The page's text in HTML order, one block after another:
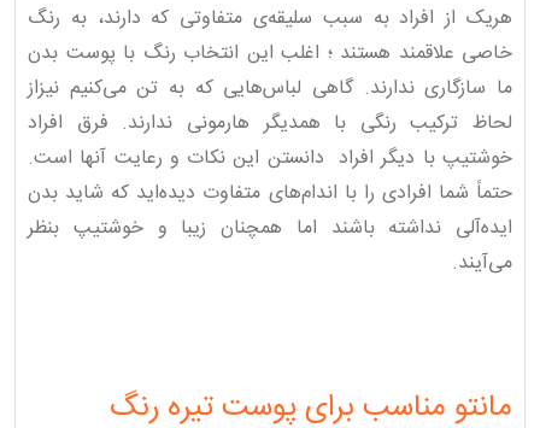
هریک از افراد به سبب سلیقه‌ی متفاوتی که دارند، به رنگ
خاصی علاقمند هستند ؛ اغلب این انتخاب رنگ با پوست بدن
ما سازگاری ندارند. گاهی لباس‌هایی که به تن می‌کنیم نیزاز
لحاظ ترکیب رنگی با همدیگر هارمونی ندارند. فرق افراد
خوشتیپ با دیگر افراد دانستن این نکات و رعایت آنها است.
حتماً شما افرادی را با اندام‌های متفاوت دیده‌اید که شاید بدن
ایده‌آلی نداشته باشند اما همچنان زیبا و خوشتیپ بنظر
می‌آیند.
مانتو مناسب برای پوست تیره رنگ